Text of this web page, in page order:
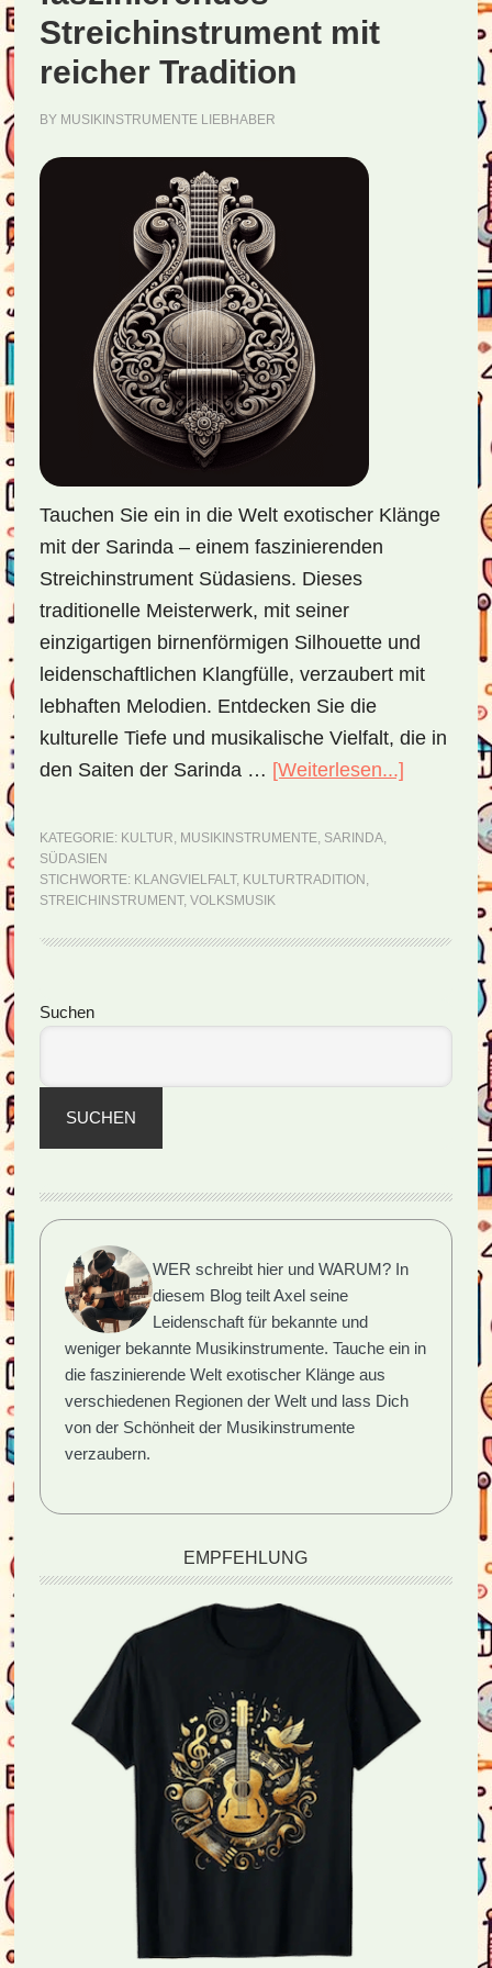
Streichinstrument mit
reicher Tradition
BY MUSIKINSTRUMENTE LIEBHABER
Tauchen Sie ein in die Welt exotischer Klänge
mit der Sarinda – einem faszinierenden
Streichinstrument Südasiens. Dieses
traditionelle Meisterwerk, mit seiner
einzigartigen birnenförmigen Silhouette und
leidenschaftlichen Klangfülle, verzaubert mit
lebhaften Melodien. Entdecken Sie die
kulturelle Tiefe und musikalische Vielfalt, die in
den Saiten der Sarinda … [Weiterlesen...]
Tradition
KATEGORIE: KULTUR, MUSIKINSTRUMENTE, SARINDA,
SÜDASIEN
STICHWORTE: KLANGVIELFALT, KULTURTRADITION ,
STREICHINSTRUMENT, VOLKSMUSIK
Seitenspalte
Suchen
SUCHEN
WER schreibt hier und WARUM? In
diesem Blog teilt Axel seine
Leidenschaft für bekannte und
weniger bekannte Musikinstrumente. Tauche ein in
die faszinierende Welt exotischer Klänge aus
verschiedenen Regionen der Welt und lass Dich
von der Schönheit der Musikinstrumente
verzaubern.
EMPFEHLUNG